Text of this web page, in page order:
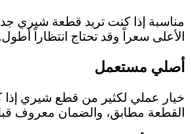
مناسبة إذا كنت تريد قطعة شيري
الأعلى سعراً وقد تحتاج انتظاراً أطول.
أصلي مستعمل
خيار عملي لكثير من قطع شيري إذا
القطعة مطابق، والضمان معروف